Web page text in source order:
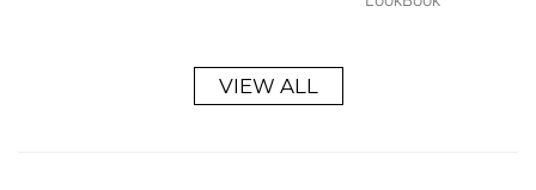
VIEW ALL